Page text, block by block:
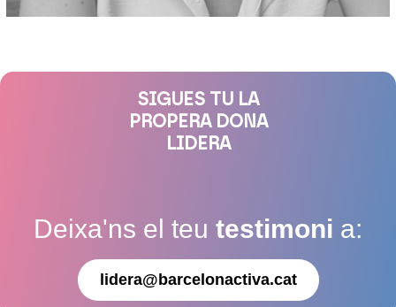
SIGUES TU LA
PROPERA DONA
LIDERA
Deixa'ns el teu testimoni a:
lidera@barcelonactiva.cat